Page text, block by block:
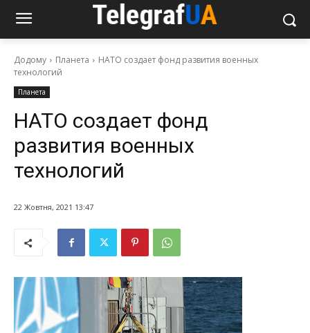
Додому Планета
НАТО создает фонд развития военных
технологий
Планета
НАТО создает фонд
развития военных
технологий
22 Жовтня, 2021 13:47